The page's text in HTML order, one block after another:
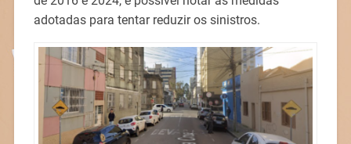
adotadas para tentar reduzir os sinistros.